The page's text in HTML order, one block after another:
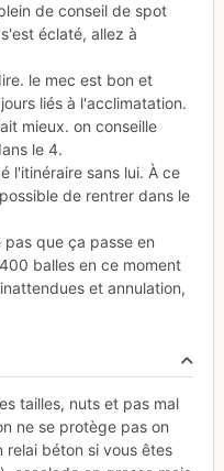
de conseil de spot
éclaté, allez à
le mec est bon et
liés à l'acclimatation.
mieux. on conseille
le 4.
l'itinéraire sans lui. À ce
de rentrer dans le
que ça passe en
balles en ce moment
et annulation,
tailles, nuts et pas mal
ne se protège pas on
relai béton si vous êtes